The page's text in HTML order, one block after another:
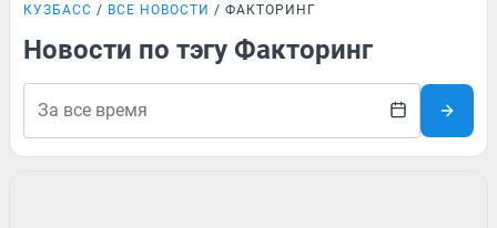
КУЗБАСС ВСЕ НОВОСТИ ФАКТОРИНГ
Новости по тэгу Факторинг